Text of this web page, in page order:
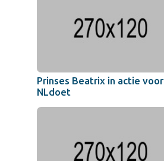
Prinses Beatrix in actie voor
NLdoet